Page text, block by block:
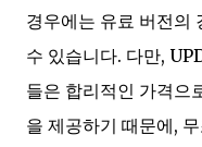
경우에는 유료 버전의
수 있습니다. 다만,
들은 합리적인 가격으
을 제공하기 때문에,